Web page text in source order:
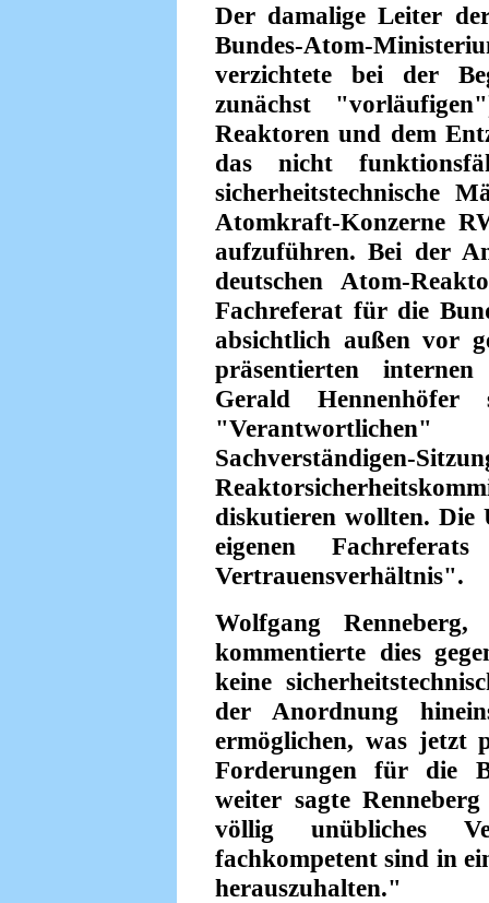
Der damalige Leiter
Bundes-Atom-
verzichtete bei der
zunächst
Reaktoren und dem
das nicht
sicherheitstechnische
Atomkraft-Konzerne
aufzuführen. Bei der
deutschen Atom-
Fachreferat für die
absichtlich außen vor
präsentierten
Gerald
diskutieren wollten. Die
eigenen
Vertrauensverhältnis".
Wolfgang Renneberg,
kommentierte dies
keine
der Anordnung
ermöglichen, was jetzt
Forderungen für die
weiter sagte
völlig unübliches
fachkompetent sind in
herauszuhalten."